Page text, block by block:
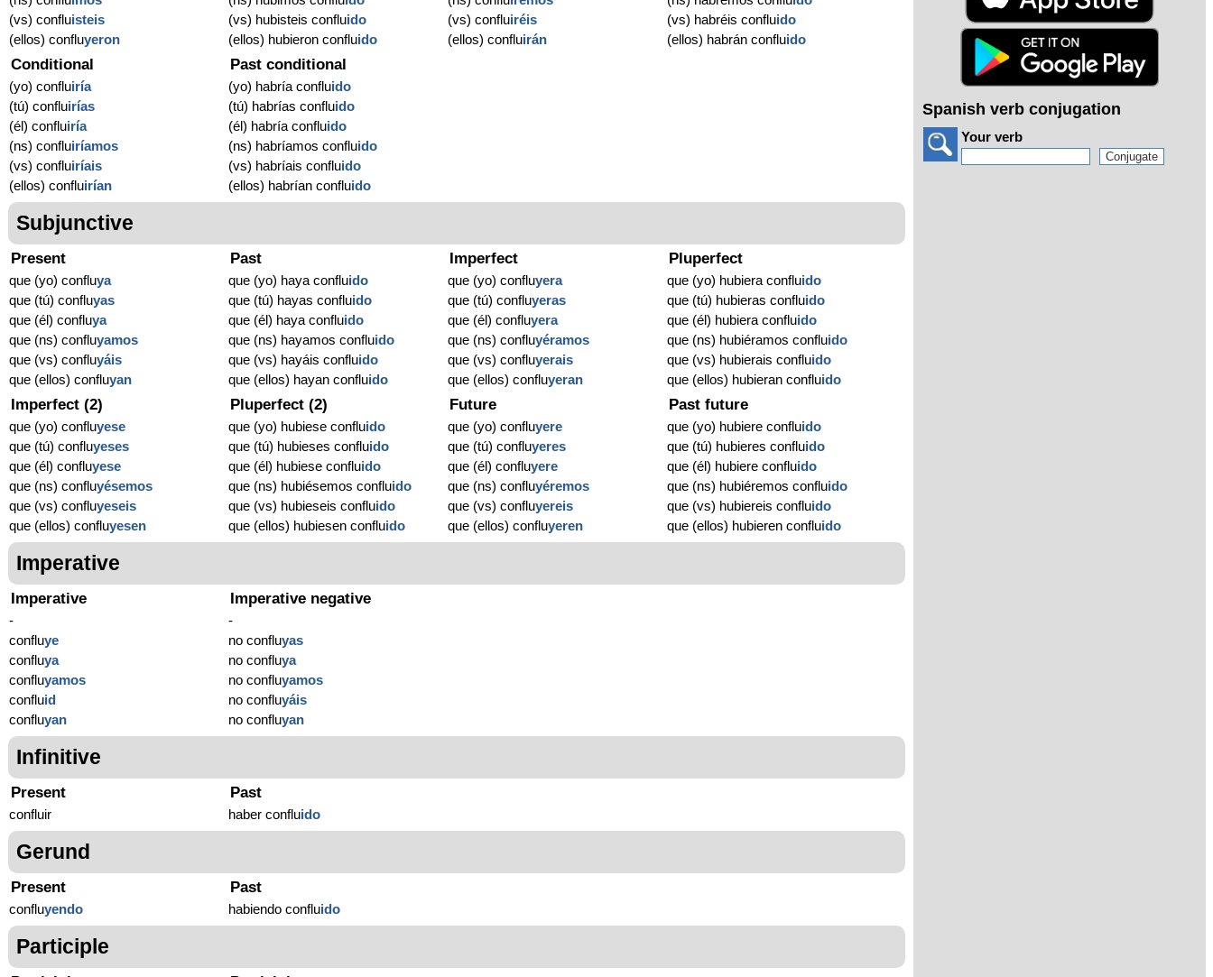
(vs) confluisteis
(ellos) confluyeron
(vs) hubisteis confluido
(ellos) hubieron confluido
(vs) confluiréis
(ellos) confluirán
(vs) habréis confluido
(ellos) habrán confluido
Conditional
(yo) confluiría
(tú) confluirías
(él) confluiría
(ns) confluiríamos
(vs) confluiríais
(ellos) confluirían
Past conditional
(yo) habría confluido
(tú) habrías confluido
(él) habría confluido
(ns) habríamos confluido
(vs) habríais confluido
(ellos) habrían confluido
Subjunctive
Present
que (yo) confluya
que (tú) confluyas
que (él) confluya
que (ns) confluyamos
que (vs) confluyáis
que (ellos) confluyan
Past
que (yo) haya confluido
que (tú) hayas confluido
que (él) haya confluido
que (ns) hayamos confluido
que (vs) hayáis confluido
que (ellos) hayan confluido
Imperfect
que (yo) confluyera
que (tú) confluyeras
que (él) confluyera
que (ns) confluyéramos
que (vs) confluyerais
que (ellos) confluyeran
Pluperfect
que (yo) hubiera confluido
que (tú) hubieras confluido
que (él) hubiera confluido
que (ns) hubiéramos confluido
que (vs) hubierais confluido
que (ellos) hubieran confluido
Imperfect (2)
que (yo) confluyese
que (tú) confluyeses
que (él) confluyese
que (ns) confluyésemos
que (vs) confluyeseis
que (ellos) confluyesen
Pluperfect (2)
que (yo) hubiese confluido
que (tú) hubieses confluido
que (él) hubiese confluido
que (ns) hubiésemos confluido
que (vs) hubieseis confluido
que (ellos) hubiesen confluido
Future
que (yo) confluyere
que (tú) confluyeres
que (él) confluyere
que (ns) confluyéremos
que (vs) confluyereis
que (ellos) confluyeren
Past future
que (yo) hubiere confluido
que (tú) hubieres confluido
que (él) hubiere confluido
que (ns) hubiéremos confluido
que (vs) hubiereis confluido
que (ellos) hubieren confluido
Imperative
Imperative
-
confluye
confluya
confluyamos
confluid
confluyan
Imperative negative
-
no confluyas
no confluya
no confluyamos
no confluyáis
no confluyan
Infinitive
Present
confluir
Past
haber confluido
Gerund
Present
confluyendo
Past
habiendo confluido
Participle
Spanish verb conjugation
Your verb